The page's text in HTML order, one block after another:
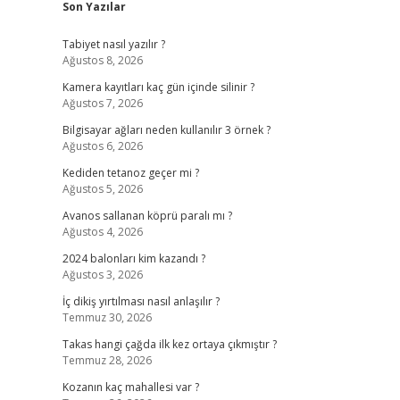
Son Yazılar
Tabiyet nasıl yazılır ?
Ağustos 8, 2026
Kamera kayıtları kaç gün içinde silinir ?
Ağustos 7, 2026
Bilgisayar ağları neden kullanılır 3 örnek ?
Ağustos 6, 2026
Kediden tetanoz geçer mi ?
Ağustos 5, 2026
Avanos sallanan köprü paralı mı ?
Ağustos 4, 2026
2024 balonları kim kazandı ?
Ağustos 3, 2026
İç dikiş yırtılması nasıl anlaşılır ?
Temmuz 30, 2026
Takas hangi çağda ilk kez ortaya çıkmıştır ?
Temmuz 28, 2026
Kozanın kaç mahallesi var ?